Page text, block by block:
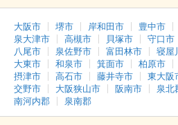
大阪市 堺市 岸和田市 豊中市
泉大津市
高槻市 貝塚市 守口市
八尾市
泉佐野市 富田林市 寝屋
大東市
和泉市 箕面市 柏原市
摂津市
高石市 藤井寺市 東大阪
交野市
大阪狭山市 阪南市 泉北
南河内郡
泉南郡